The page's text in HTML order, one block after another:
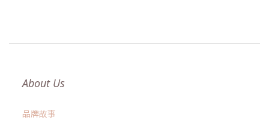
About Us
品牌故事